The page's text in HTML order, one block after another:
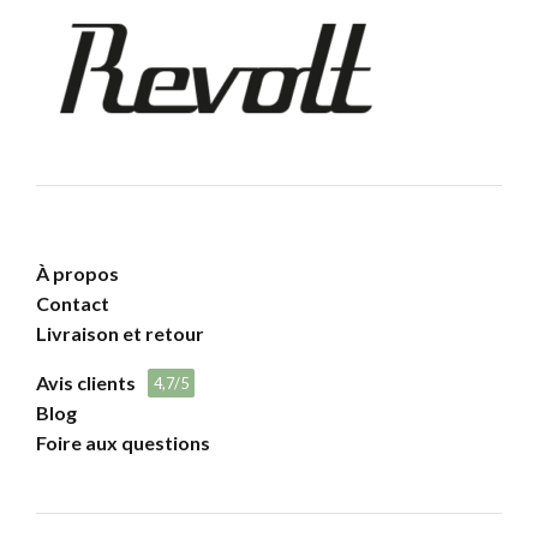
À propos
Contact
Livraison et retour
Avis clients 4,7/5
Blog
Foire aux questions